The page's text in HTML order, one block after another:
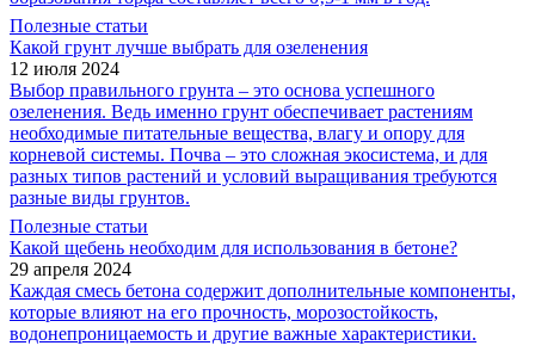
Полезные статьи
Какой грунт лучше выбрать для озеленения
12 июля 2024
Выбор правильного грунта – это основа успешного
озеленения. Ведь именно грунт обеспечивает растениям
необходимые питательные вещества, влагу и опору для
корневой системы. Почва – это сложная экосистема, и для
разных типов растений и условий выращивания требуются
разные виды грунтов.
Полезные статьи
Какой щебень необходим для использования в бетоне?
29 апреля 2024
Каждая смесь бетона содержит дополнительные компоненты,
которые влияют на его прочность, морозостойкость,
водонепроницаемость и другие важные характеристики.